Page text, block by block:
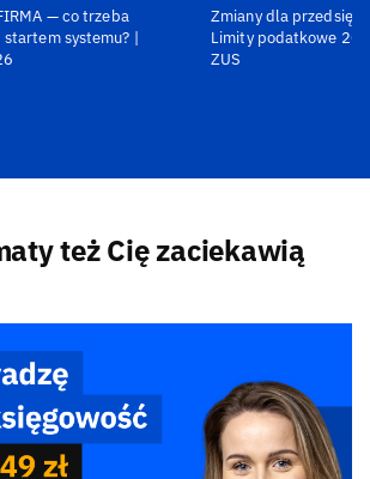
— co trzeba
systemu? |
Zmiany dla
Limity podatkowe
ZUS
też Cię zaciekawią